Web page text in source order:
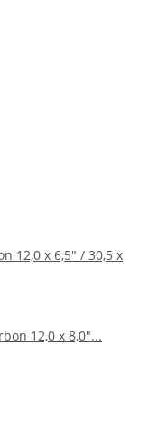
12,0 x 6,5" / 30,5 x